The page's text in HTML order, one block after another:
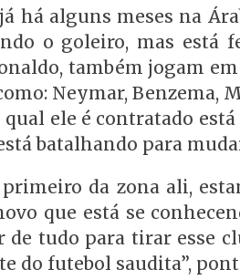
há alguns meses na
o goleiro, mas está
também jogam
Neymar, Benzema,
ele é contratado
batalhando para
primeiro da zona ali,
que está se
de tudo para tirar esse
do futebol saudita”,